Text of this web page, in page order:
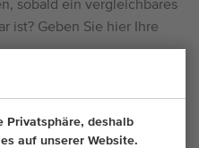
Privatsphäre, deshalb
auf unserer Website.
sobald ein vergleichbares
ist? Geben Sie hier Ihre
Sie Ihre Cookie-